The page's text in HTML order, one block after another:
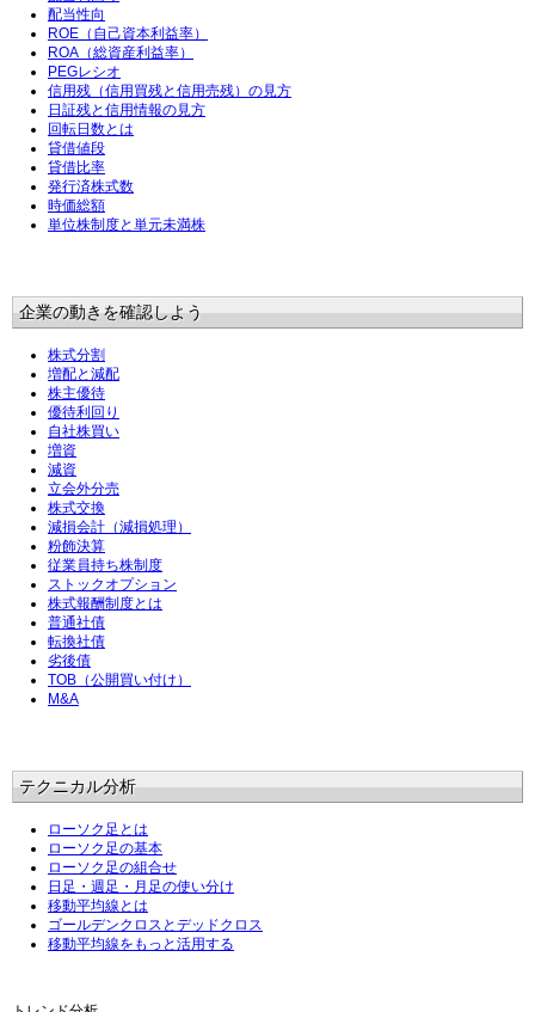
配当性向
ROE（自己資本利益率）
ROA（総資産利益率）
PEGレシオ
信用残（信用買残と信用売残）の見方
日証残と信用情報の見方
回転日数とは
貸借値段
貸借比率
発行済株式数
時価総額
単位株制度と単元未満株
企業の動きを確認しよう
株式分割
増配と減配
株主優待
優待利回り
自社株買い
増資
減資
立会外分売
株式交換
減損会計（減損処理）
粉飾決算
従業員持ち株制度
ストックオプション
株式報酬制度とは
普通社債
転換社債
劣後債
TOB（公開買い付け）
M&A
テクニカル分析
ローソク足とは
ローソク足の基本
ローソク足の組合せ
日足・週足・月足の使い分け
移動平均線とは
ゴールデンクロスとデッドクロス
移動平均線をもっと活用する